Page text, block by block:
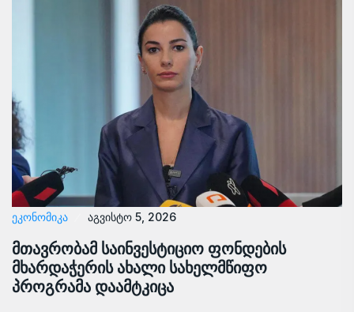
ᲔᲙᲝᲜᲝᲛᲘᲙᲐ აგვისტო 5, 2026
მთავრობამ საინვესტიციო ფონდების
მხარდაჭერის ახალი სახელმწიფო
პროგრამა დაამტკიცა